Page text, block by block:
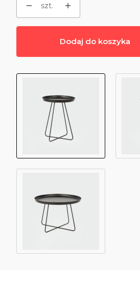
szt.
Dodaj do koszyka